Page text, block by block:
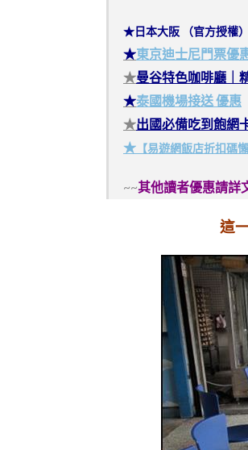
★日本大阪 （官方授權
★東京迪士尼門票優
★曼谷特色咖啡廳｜
★泰國機場接送 優惠
★出國必備吃到飽網
★ 【易遊網飯店折扣碼
~~其他讀者優惠請詳
這